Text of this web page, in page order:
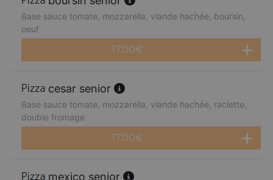
Base sauce tomate, mozzarella, viande hachée, boursin,
oeuf
17.00€
cesar senior
Base sauce tomate, mozzarella, viande hachée, raclette,
double fromage
17.00€
mexico senior